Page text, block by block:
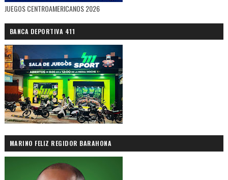
JUEGOS CENTROAMERICANOS 2026
BANCA DEPORTIVA 411
MARINO FELIZ REGIDOR BARAHONA